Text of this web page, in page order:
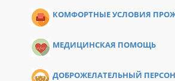
КОМФОРТНЫЕ УСЛОВИЯ
МЕДИЦИНСКАЯ ПОМОЩЬ
ДОБРОЖЕЛАТЕЛЬНЫЙ